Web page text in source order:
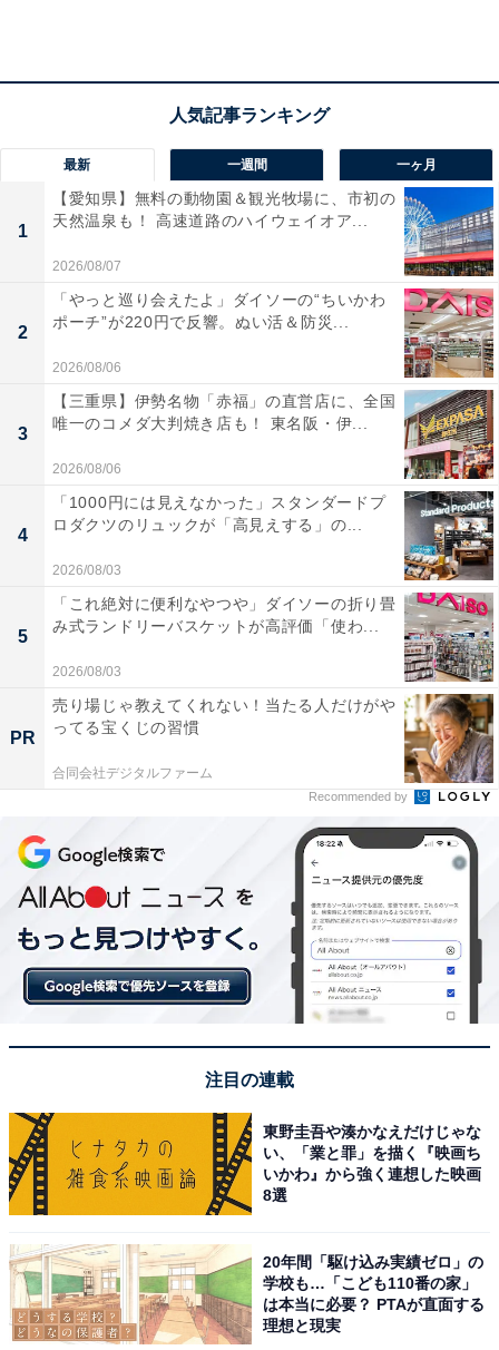
「今年の漢字」は一文字ではない!?
実は、毎年発表されている「今年の漢字」は一文字では
なく、二十文字あります。
どういうことかというと、公募によって集まった1位の
漢字だけでなく、20位までの漢字すべてを含めて「今年
の漢字」だからです。公式HPでも、20位までを「今年
の漢字」として発表しています。
ただ、清水寺で大々的に揮毫して発表するのは1位の漢
字のみ。これでは一文字しかないように思われても仕方
ないですよね。
師走の忙しいときに大変だとは思いますが、住職に二十
文字ぜんぶを大きく書いてもらえたら、啓蒙できると思
最新 一週間 一ヶ月
1
【愛知県】無料の動物園＆観光牧場に、市初の
天然温泉も！ 高速道路のハイウェイオア...
2026/08/07
2
「やっと巡り会えたよ」ダイソーの“ちいかわ
ポーチ”が220円で反響。ぬい活＆防災...
2026/08/06
3
【三重県】伊勢名物「赤福」の直営店に、全国
唯一のコメダ大判焼き店も！ 東名阪・伊...
2026/08/06
4
「1000円には見えなかった」スタンダードプ
ロダクツのリュックが「高見えする」の...
2026/08/03
5
「これ絶対に便利なやつや」ダイソーの折り畳
み式ランドリーバスケットが高評価「使わ...
2026/08/03
PR
売り場じゃ教えてくれない！当たる人だけがや
ってる宝くじの習慣
合同会社デジタルファーム
Recommended by
注目の連載
東野圭吾や湊かなえだけじゃな
い、「業と罪」を描く『映画ち
いかわ』から強く連想した映画
8選
20年間「駆け込み実績ゼロ」の
学校も…「こども110番の家」
は本当に必要？ PTAが直面する
理想と現実